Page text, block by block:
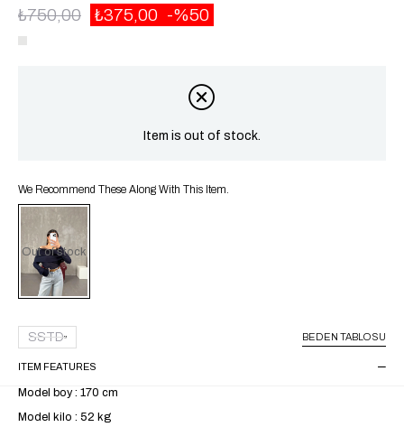
₺750,00 ₺375,00 50
Item is out of stock.
We Recommend These Along With This Item.
Out of stock
SSTD BEDEN TABLOSU
ITEM FEATURES
Model boy : 170 cm
Model kilo : 52 kg